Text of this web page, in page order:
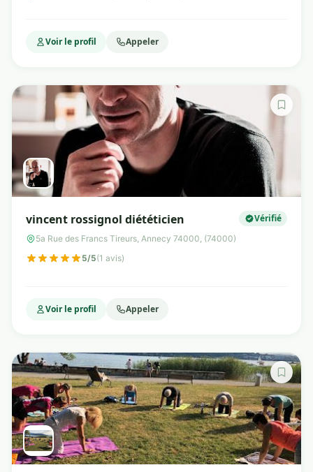
Voir le profil Appeler
vincent rossignol diététicien Vérifié
5a Rue des Francs Tireurs, Annecy 74000, (74000)
5/5(1 avis)
Voir le profil Appeler